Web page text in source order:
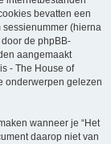
bevatten een
sessienummer (hierna
de phpBB-
aangemaakt
- The House of
onderwerpen gelezen
wanneer je “Het
daarop niet van